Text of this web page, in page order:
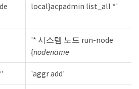
local}acpadmin list_all *'
'* 시스템 노드 run-node
{nodename
'aggr add'